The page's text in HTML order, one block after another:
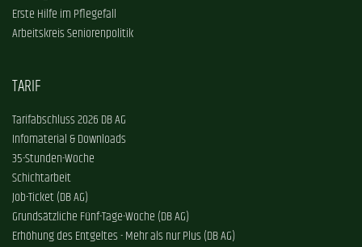
Erste Hilfe im Pflegefall
Arbeitskreis Seniorenpolitik
TARIF
Tarifabschluss 2026 DB AG
Infomaterial & Downloads
35-Stunden-Woche
Schichtarbeit
Job-Ticket (DB AG)
Grundsätzliche Fünf-Tage-Woche (DB AG)
Erhöhung des Entgeltes - Mehr als nur Plus (DB AG)